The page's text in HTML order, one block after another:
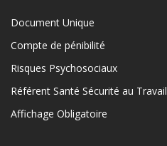
Document Unique
Compte de pénibilité
Risques Psychosociaux
Référent Santé Sécurité au Travail
Affichage Obligatoire